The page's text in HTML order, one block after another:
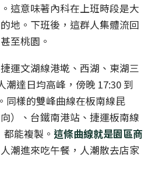
。這意味著內科在上班時段是大
地。下班後，這群人集體流回
至桃園。
運文湖線港墘、西湖、東湖三
潮達日均高峰，傍晚 17:30 到
同樣的雙峰曲線在板南線昆
）、台鐵南港站、捷運板南線
能複製。 這條曲線就是園區商
人潮進來吃午餐，人潮散去店家